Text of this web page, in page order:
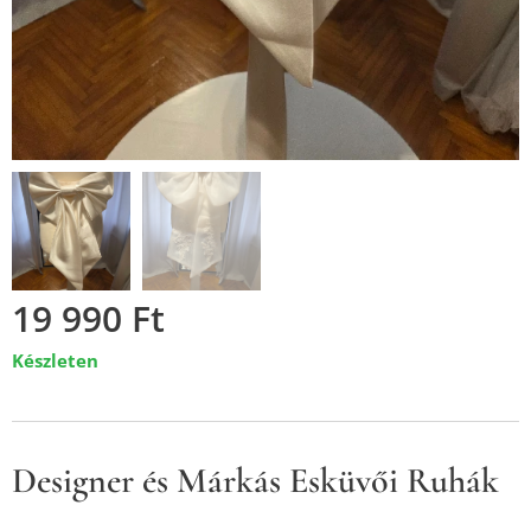
19 990 Ft
Készleten
Designer és Márkás Esküvői Ruhák